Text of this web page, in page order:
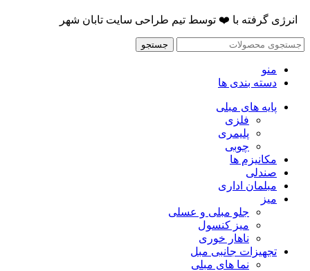
انرژی گرفته با ❤️ توسط تیم طراحی سایت تابان شهر
جستجو
منو
دسته بندی ها
پایه های مبلی
فلزی
پلیمری
چوبی
مکانیزم ها
صندلی
مبلمان اداری
میز
جلو مبلی و عسلی
میز کنسول
ناهار خوری
تجهیزات جانبی مبل
نما های مبلی